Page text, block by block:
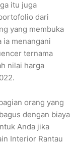
itu juga
dari
yang membuka
ia menangani
ternama
nilai harga
orang yang
dengan biaya
Anda jika
Interior Rantau